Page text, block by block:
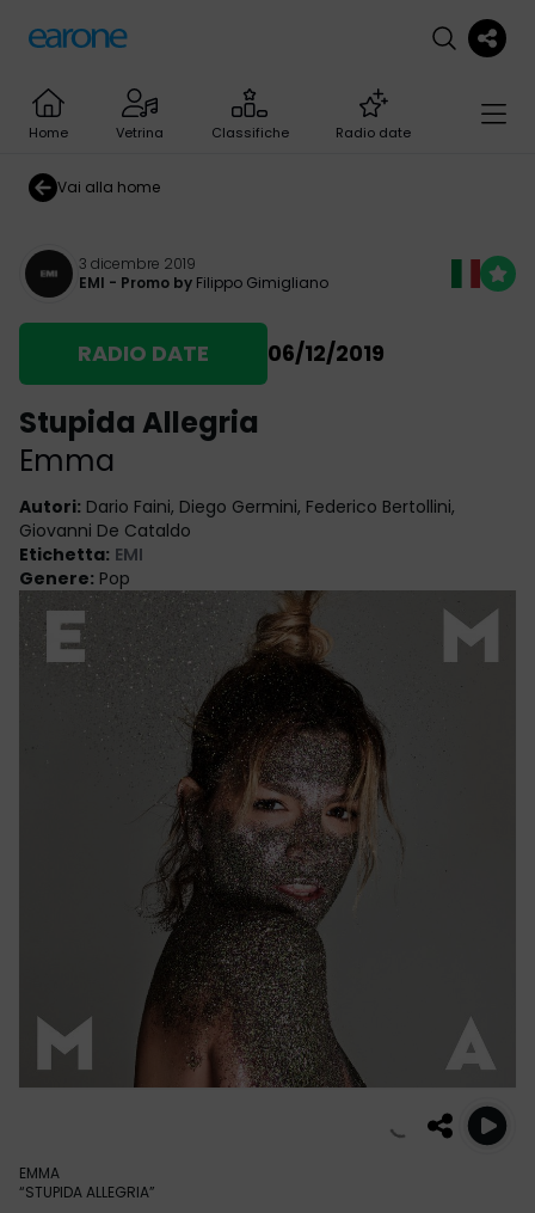
Home Vetrina Classifiche Radio date
Vai alla home
3 dicembre 2019
EMI - Promo by Filippo Gimigliano
RADIO DATE 06/12/2019
Stupida Allegria
Emma
Autori: Dario Faini, Diego Germini, Federico Bertollini,
Giovanni De Cataldo
Etichetta: EMI
Genere: Pop
EMMA
“STUPIDA ALLEGRIA”